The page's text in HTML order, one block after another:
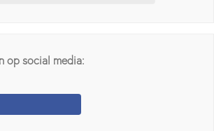
op social media: